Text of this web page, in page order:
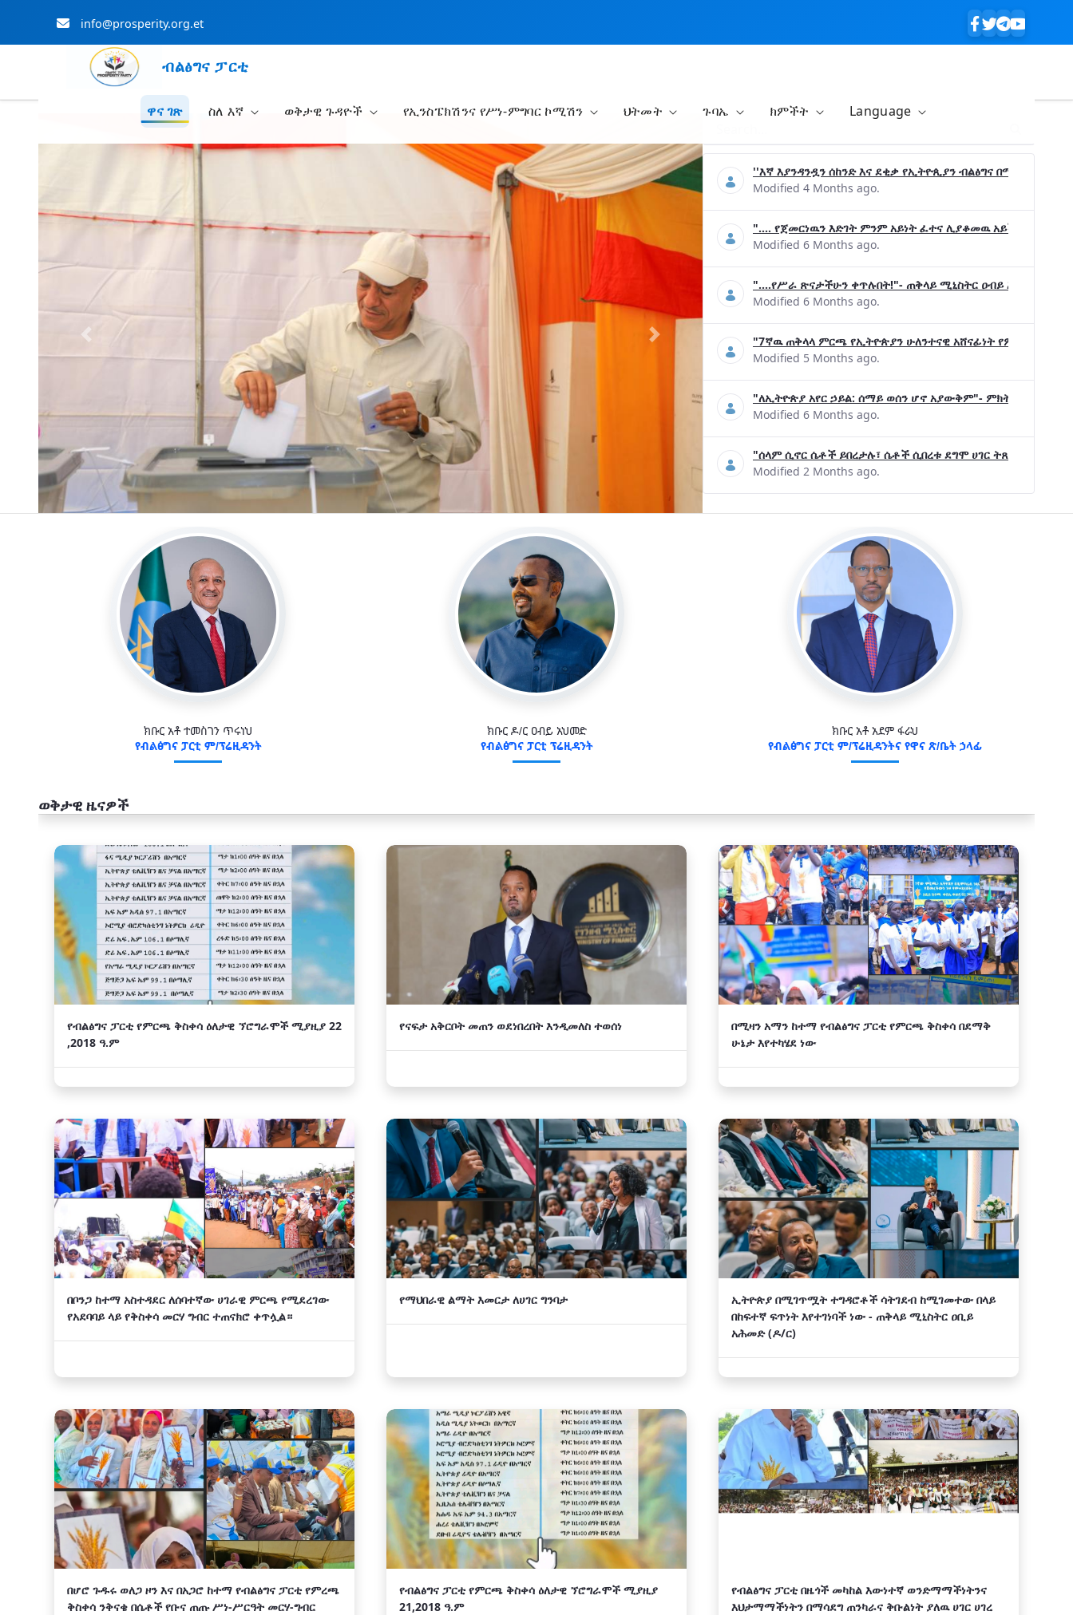
info@prosperity.org.et
ብልፅግና ፓርቲ
ዋና ገጽ ስለ እኛ ወቅታዊ ጉዳዮች የኢንስፔክሽንና የሥነ-ምግባር ኮሚሽን ህትመት ጉባኤ ክምችት Language
Previous Next
''እኛ እያንዳንዷን ሰከንድ እና ደቂቃ የኢትዮጲያን ብልፅግና በሚያረጋግጡ
Modified 4 Months ago.
".... የጀመርነዉን እድገት ምንም አይነት ፈተና ሊያቆመዉ አይችልም"-
Modified 6 Months ago.
"....የሥራ ጽናታችሁን ቀጥሉበት!"- ጠቅላይ ሚኒስትር ዐብይ አሕመድ (ዶ/ር)
Modified 6 Months ago.
"7ኛዉ ጠቅላላ ምርጫ የኢትዮጵያን ሁለንተናዊ አሸናፊነት የምናረጋግጥበት
Modified 5 Months ago.
"ለኢትዮጵያ አየር ኃይል: ሰማይ ወሰን ሆኖ አያውቅም"- ምክትል ጠቅላይ
Modified 6 Months ago.
"ሰላም ሲኖር ሴቶች ይበረታሉ፣ ሴቶች ሲበረቱ ደግሞ ሀገር ትጸናለች"- ዶ/ር
Modified 2 Months ago.
ክቡር አቶ ተመስገን ጥሩነህ
የብልፅግና ፓርቲ ም/ፕሬዚዳንት
ክቡር ዶ/ር ዐብይ አህመድ
የብልፅግና ፓርቲ ፕሬዚዳንት
ክቡር አቶ አደም ፋራህ
የብልፅግና ፓርቲ ም/ፕሬዚዳንትና የዋና ጽ/ቤት ኃላፊ
ወቅታዊ ዜናዎች
አዲስ
የብልፅግና ፓርቲ የምርጫ ቅስቀሳ ዕለታዊ ኘሮግራሞች ሚያዚያ 22
,2018 ዓ.ም
የናፍታ አቅርቦት መጠን ወደነበረበት እንዲመለስ ተወሰነ
በሚዛን አማን ከተማ የብልፅግና ፓርቲ የምርጫ ቅስቀሳ በደማቅ
ሁኔታ እየተካሄደ ነው
በቦንጋ ከተማ አስተዳደር ለሰባተኛው ሀገራዊ ምርጫ የሚደረገው
የአደባባይ ላይ የቅስቀሳ መርሃ ግብር ተጠናክሮ ቀጥሏል።
የማህበራዊ ልማት እመርታ ለሀገር ግንባታ
ኢትዮጵያ በሚገጥሟት ተግዳሮቶች ሳትገደብ ከሚገመተው በላይ
በከፍተኛ ፍጥነት እየተገነባች ነው - ጠቅላይ ሚኒስትር ዐቢይ
አሕመድ (ዶ/ር)
በሆሮ ጉዱሩ ወለጋ ዞን እና በአጋሮ ከተማ የብልፅግና ፓርቲ የምረጫ
ቅስቀሳ ንቅናቄ በሴቶች የቡና ጠጡ ሥነ-ሥርዓት መርሃ-ግብር
የብልፅግና ፓርቲ የምርጫ ቅስቀሳ ዕለታዊ ኘሮግራሞች ሚያዚያ
21,2018 ዓ.ም
የብልፅግና ፓርቲ በዜጎች መካከል እውነተኛ ወንድማማችነትንና
እህታማማችነትን በማሳደግ ጠንካራና ቅቡልነት ያለዉ ሀገር ሀገረ